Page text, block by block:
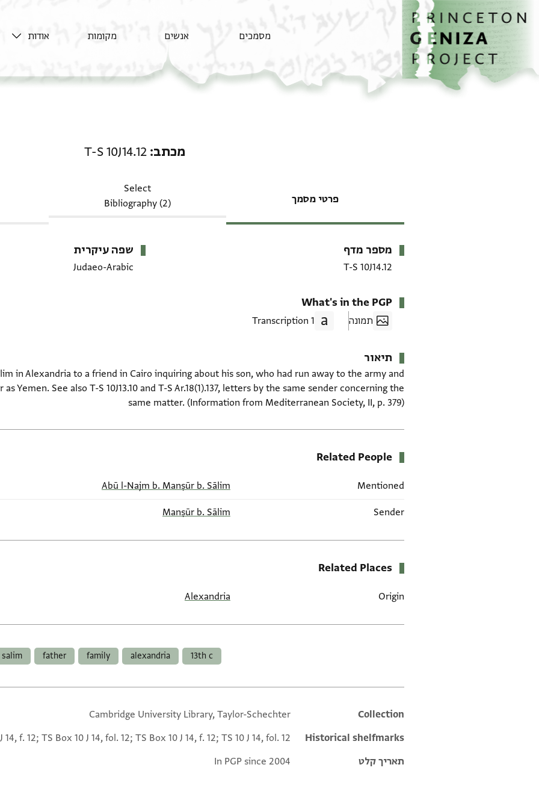
דילוג לתוכן
דף הבית
מסמכים אנשים מקומות אודות
מכתב T-S 10J14.12
פרטי מסמך
Select
Bibliography (2)
מטא-דאטא
מספר מדף
T-S 10J14.12
שפה עיקרית
Judaeo-Arabic
What's in the PGP
תמונה 1 Transcription
תיאור
in Alexandria to a friend in Cairo inquiring about his son, who had run away to the army and
Yemen. See also T-S 10J13.10 and T-S Ar.18(1).137, letters by the same sender concerning the
same matter. (Information from Mediterranean Society, II, p. 379)
Related People
Mentioned
Abū l-Najm b. Manṣūr b. Sālim
Sender
Manṣūr b. Sālim
Related Places
Origin
Alexandria
13th c
alexandria
family
father
salim
Additional metadata
Collection
Cambridge University Library, Taylor-Schechter
Historical shelfmarks
14, f. 12; TS Box 10 J 14, fol. 12; TS Box 10 J 14, f. 12; TS 10 J 14, fol. 12
תאריך קלט
In PGP since 2004